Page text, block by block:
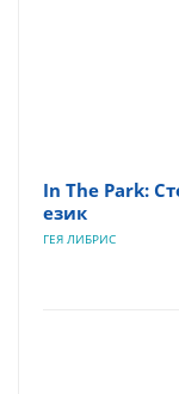
In The Park:
език
ГЕЯ ЛИБРИС